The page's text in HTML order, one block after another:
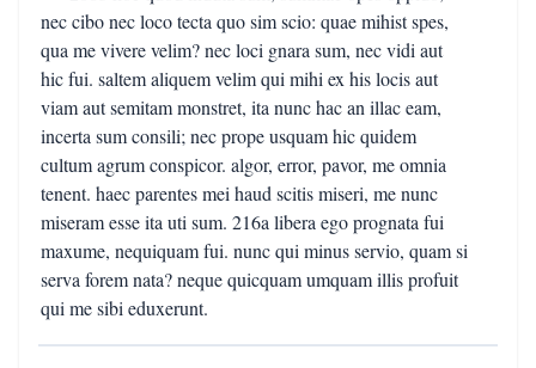
nec cibo nec loco tecta quo sim scio: quae mihist spes,
qua me vivere velim? nec loci gnara sum, nec vidi aut
hic fui. saltem aliquem velim qui mihi ex his locis aut
viam aut semitam monstret, ita nunc hac an illac eam,
incerta sum consili; nec prope usquam hic quidem
cultum agrum conspicor. algor, error, pavor, me omnia
tenent. haec parentes mei haud scitis miseri, me nunc
miseram esse ita uti sum. 216a libera ego prognata fui
maxume, nequiquam fui. nunc qui minus servio, quam si
serva forem nata? neque quicquam umquam illis profuit
qui me sibi eduxerunt.